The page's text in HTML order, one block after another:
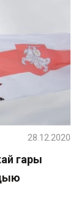
гары
28.12.2020